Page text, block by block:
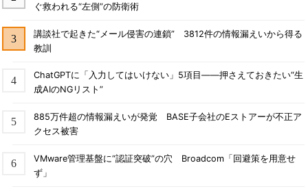
ぐ救われる“左側”の防衛術
講談社で起きた“メール侵害の連鎖” 3812件の情報漏えいから得る
教訓
ChatGPTに「入力してはいけない」5項目――押さえておきたい“生
成AIのNGリスト”
885万件超の情報漏えいが発覚 BASE子会社のEストアーが不正ア
クセス被害
VMware管理基盤に“認証突破”の穴 Broadcom「回避策を用意せ
ず」